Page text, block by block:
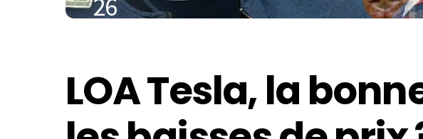
26
LOA Tesla, la